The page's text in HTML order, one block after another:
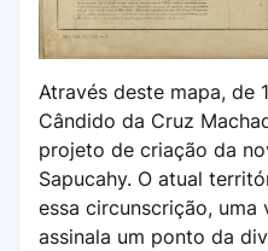
Através deste mapa, de
Cândido da Cruz
projeto de criação da
Sapucahy. O atual
essa circunscrição,
assinala um ponto da